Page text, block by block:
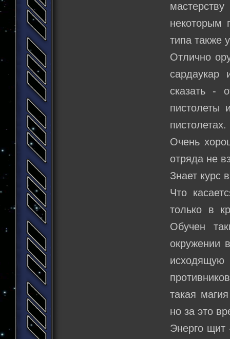
некоторым
типа также
Отлично
сардаукар
сказать -
пистолеты
пистолетах.
Очень
отряда не
Знает курс
Что
только в
Обучен
окружении
исходящую
такая
но за это
Энерго щит